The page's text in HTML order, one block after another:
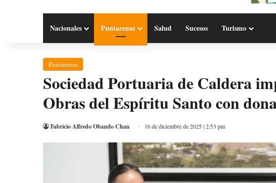
Nacionales Puntarenas Salud Sucesos Turismo
Puntarenas
Sociedad Portuaria de Caldera
Obras del Espíritu Santo con
Fabricio Alfredo Obando Chan 16 de diciembre de 2025 | 2:53 pm